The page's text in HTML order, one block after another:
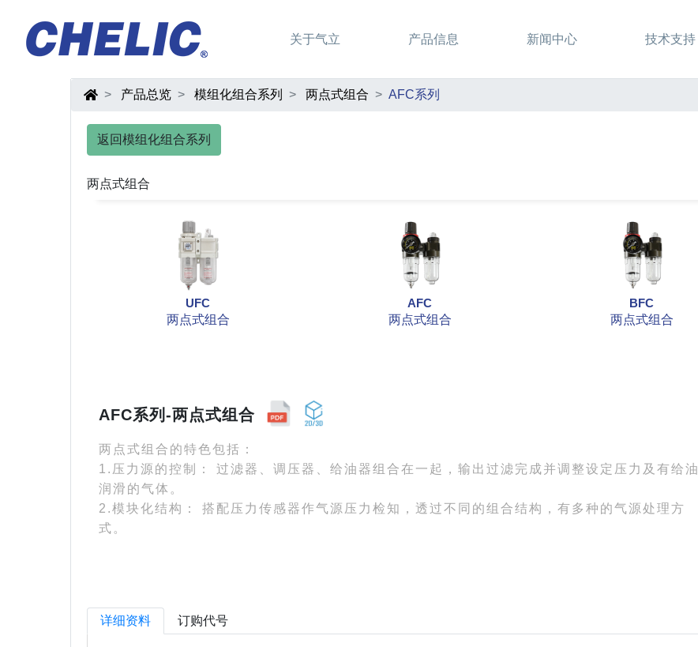
关于气立 产品信息 新闻中心 技术支持
产品总览 模组化组合系列 两点式组合 AFC系列
返回模组化组合系列
两点式组合
UFC
两点式组合
AFC
两点式组合
BFC
两点式组合
AFC系列-两点式组合
两点式组合的特色包括：
1.压力源的控制： 过滤器、调压器、给油器组合在一起，输出过滤完成并调整设定压力及有给油
润滑的气体。
2.模块化结构： 搭配压力传感器作气源压力检知，透过不同的组合结构，有多种的气源处理方
式。
详细资料 订购代号